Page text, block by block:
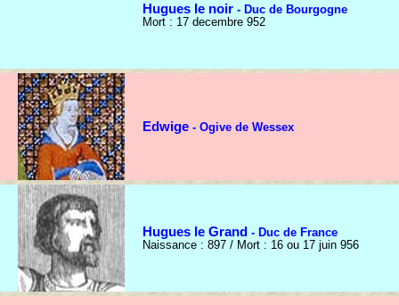
Hugues le noir - Duc de Bourgogne
Mort : 17 decembre 952
Edwige - Ogive de Wessex
Hugues le Grand - Duc de France
Naissance : 897 / Mort : 16 ou 17 juin 956